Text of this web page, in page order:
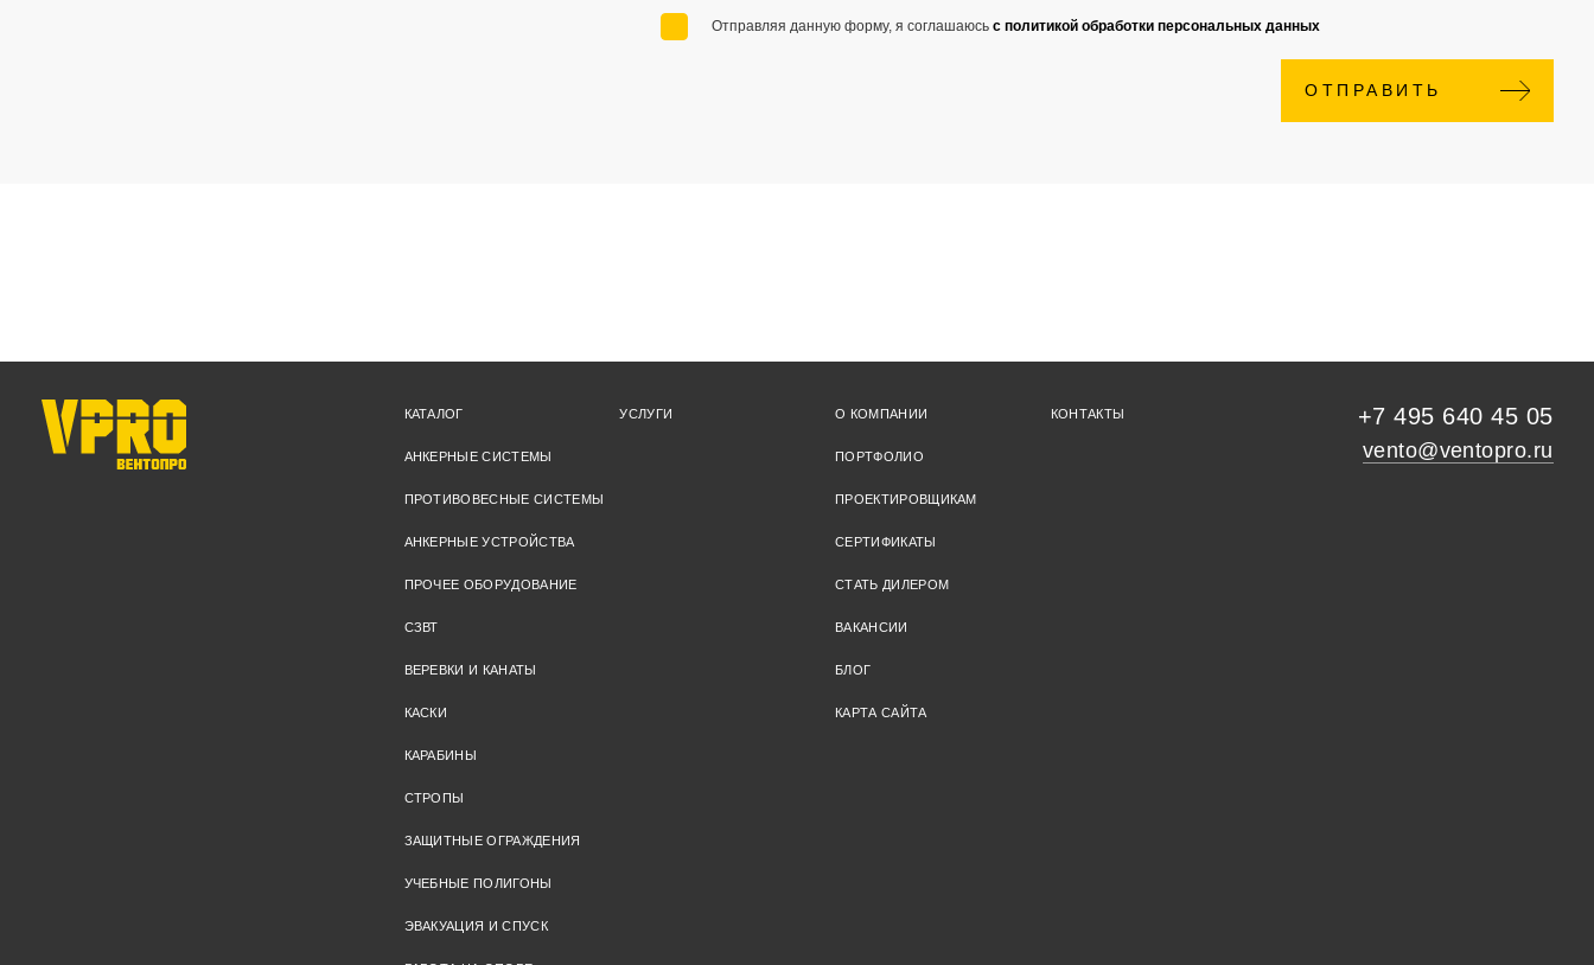
Отправляя данную форму, я соглашаюсьс политикой обработки персональных данных
ОТПРАВИТЬ
КАТАЛОГ
АНКЕРНЫЕ СИСТЕМЫ
ПРОТИВОВЕСНЫЕ СИСТЕМЫ
АНКЕРНЫЕ УСТРОЙСТВА
ПРОЧЕЕ ОБОРУДОВАНИЕ
СЗВТ
ВЕРЕВКИ И КАНАТЫ
КАСКИ
КАРАБИНЫ
СТРОПЫ
ЗАЩИТНЫЕ ОГРАЖДЕНИЯ
УЧЕБНЫЕ ПОЛИГОНЫ
ЭВАКУАЦИЯ И СПУСК
УСЛУГИ О КОМПАНИИ
ПОРТФОЛИО
ПРОЕКТИРОВЩИКАМ
СЕРТИФИКАТЫ
СТАТЬ ДИЛЕРОМ
ВАКАНСИИ
БЛОГ
КАРТА САЙТА
КОНТАКТЫ +7 495 640 45 05
vento@ventopro.ru